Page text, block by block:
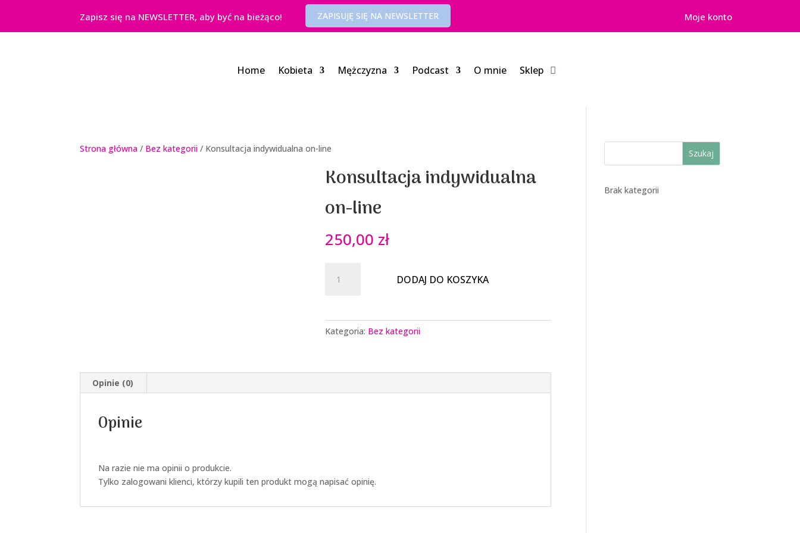
Zapisz się na NEWSLETTER, aby być na bieżąco! ZAPISUJĘ SIĘ NA NEWSLETTER Moje konto
Home Kobieta Mężczyzna Podcast O mnie Sklep
Strona główna / Bez kategorii / Konsultacja indywidualna on-line
Konsultacja indywidualna
on-line
250,00 zł
Konsultacja
line
DODAJ DO KOSZYKA
Kategoria: Bez kategorii
Opinie (0)
Opinie
Na razie nie ma opinii o produkcie.
Tylko zalogowani klienci, którzy kupili ten produkt mogą napisać opinię.
Szukaj
Brak kategorii